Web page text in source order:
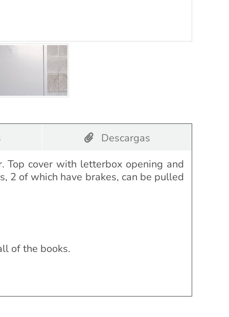
Descargas
Top cover with letterbox opening and
2 of which have brakes, can be pulled
of the books.